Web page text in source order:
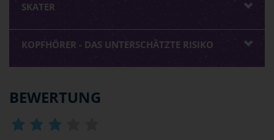
SKATER
KOPFHÖRER - DAS UNTERSCHÄTZTE RISIKO
BEWERTUNG